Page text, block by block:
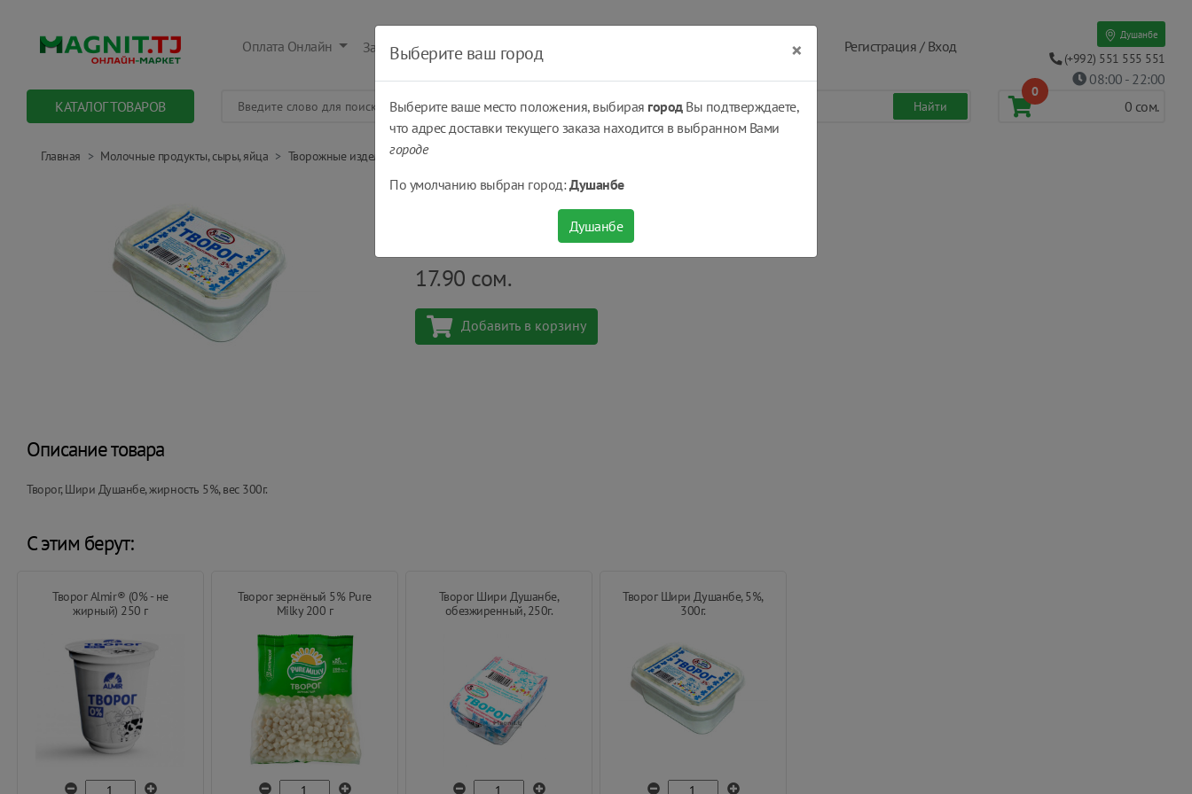
Оплата Онлайн Заказать Оплатить Получить Регистрация / Вход
Душанбе
(+992) 551 555 551
08:00 - 22:00
КАТАЛОГ ТОВАРОВ
0
0 сом.
Главная Молочные продукты, сыры, яйца Творожные изделия Творог Шири Душанбе, 5%, 300г.
Творог Шири Душанбе, 5%, 300г.
шт
17.90 сом.
Добавить в корзину
Описание товара
Творог, Шири Душанбе, жирность 5%, вес 300г.
С этим берут:
Творог Almir® (0% - не
жирный) 250 г
Творог зернёный 5% Pure
Milky 200 г
Творог Шири Душанбе,
обезжиренный, 250г.
Творог Шири Душанбе, 5%,
300г.
Выберите ваш город ×
Выберите ваше место положения, выбирая городВы подтверждаете,
что адрес доставки текущего заказа находится в выбранном Вами
городе
По умолчанию выбран город:Душанбе
Душанбе